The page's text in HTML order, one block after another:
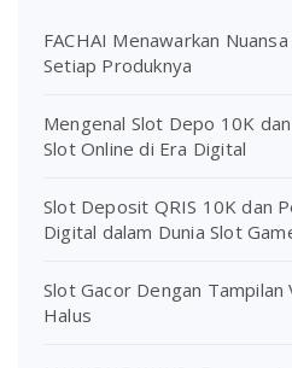
FACHAI Menawarkan
Setiap Produknya
Mengenal Slot Depo 10K
Slot Online di Era Digital
Slot Deposit QRIS 10K dan
Digital dalam Dunia Slot
Slot Gacor Dengan Tampilan
Halus